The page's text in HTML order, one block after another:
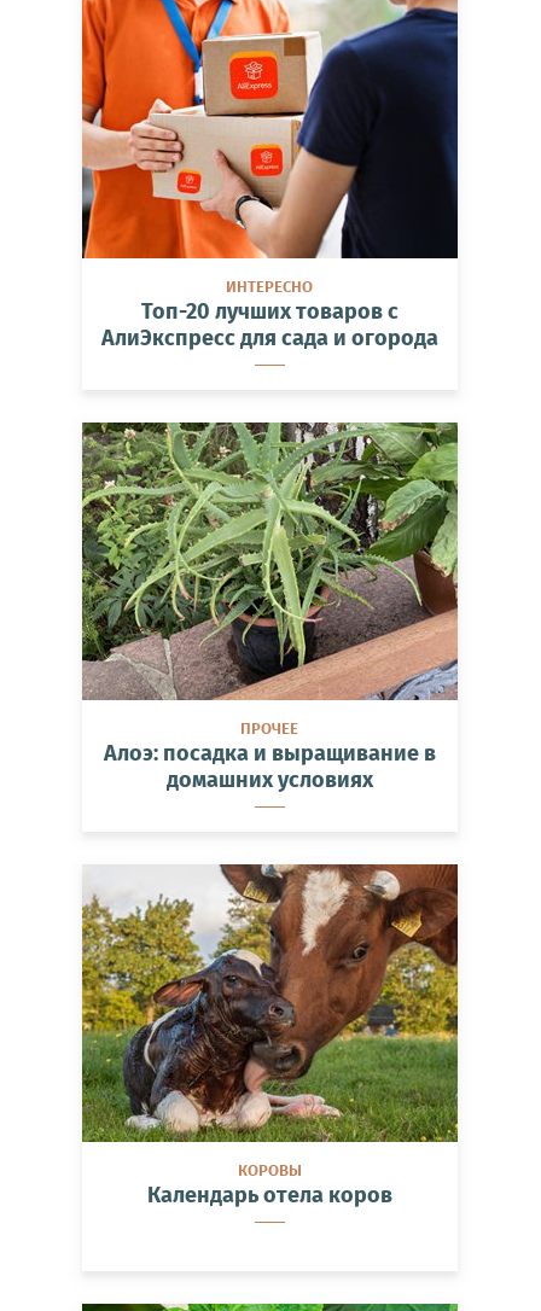
ИНТЕРЕСНО
Топ-20 лучших товаров с
АлиЭкспресс для сада и огорода
ПРОЧЕЕ
Алоэ: посадка и выращивание в
домашних условиях
КОРОВЫ
Календарь отела коров